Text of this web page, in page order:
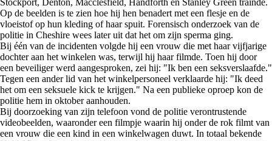
Stockport, Denton, Macclesfield, Handforth en Stanley Green trainde.
Op de beelden is te zien hoe hij hen benadert met een flesje en de
vloeistof op hun kleding of haar spuit. Forensisch onderzoek van de
politie in Cheshire wees later uit dat het om zijn sperma ging.
Bij één van de incidenten volgde hij een vrouw die met haar vijfjarige
dochter aan het winkelen was, terwijl hij haar filmde. Toen hij door
een beveiliger werd aangesproken, zei hij: "Ik ben een seksverslaafde."
Tegen een ander lid van het winkelpersoneel verklaarde hij: "Ik deed
het om een seksuele kick te krijgen." Na een publieke oproep kon de
politie hem in oktober aanhouden.
Bij doorzoeking van zijn telefoon vond de politie verontrustende
videobeelden, waaronder een filmpje waarin hij onder de rok filmt van
een vrouw die een kind in een winkelwagen duwt. In totaal bekende